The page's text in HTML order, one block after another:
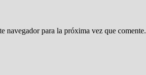
navegador para la próxima vez que comente.